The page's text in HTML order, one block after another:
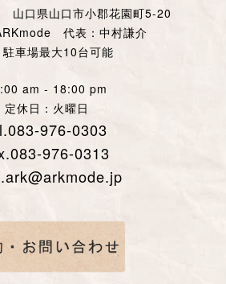
口県山口市小郡花園町5-20
代表：中村謙介
駐車場最大10台可能
am - 18:00 pm
定休日：火曜日
976-0303
976-0313